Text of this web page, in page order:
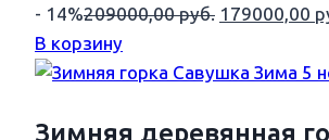
- 14%209000,00руб.
составляла
179000,00
В корзину
Зимняя деревянная